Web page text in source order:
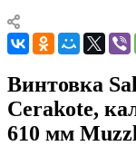
Винтовка
Cerakote,
610 мм